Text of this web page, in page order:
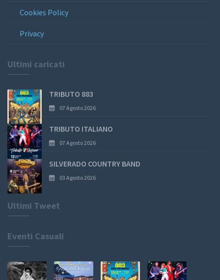
Cookies Policy
Privacy
Ultimi caricati
TRIBUTO 883
07 Agosto 2026
TRIBUTO ITALIANO
07 Agosto 2026
SILVERADO COUNTRY BAND
03 Agosto 2026
Ultimi Tweet
Eventi Casuali